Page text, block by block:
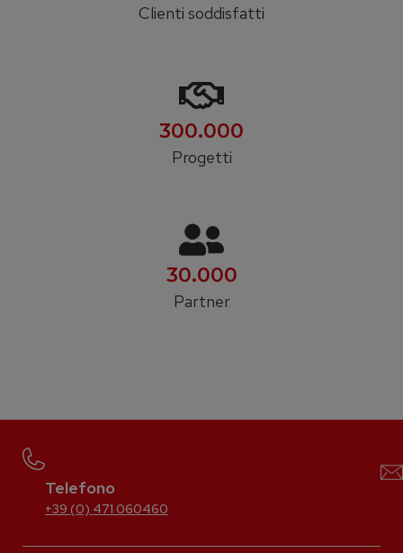
Clienti soddisfatti
300.000
Progetti
30.000
Partner
Telefono
+39 (0) 471 060460